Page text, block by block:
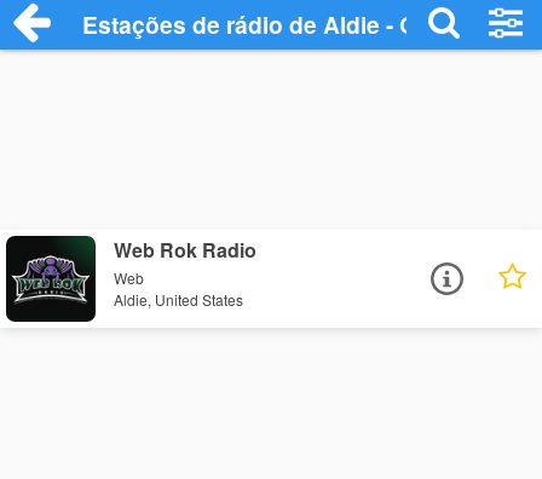
Estações de rádio de Aldie - Ouça Online
Web Rok Radio
Web
Aldie, United States